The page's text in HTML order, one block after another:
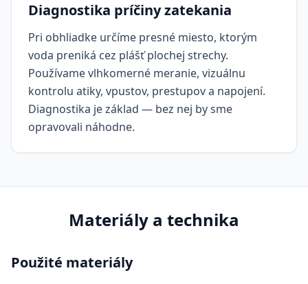
Diagnostika príčiny zatekania
Pri obhliadke určíme presné miesto, ktorým
voda preniká cez plášť plochej strechy.
Používame vlhkomerné meranie, vizuálnu
kontrolu atiky, vpustov, prestupov a napojení.
Diagnostika je základ — bez nej by sme
opravovali náhodne.
Materiály a technika
Použité materiály